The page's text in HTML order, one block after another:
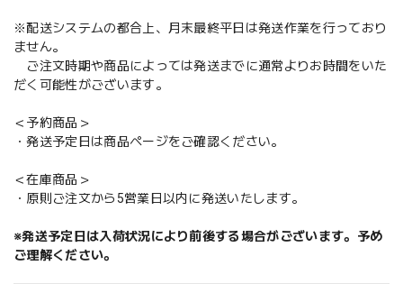
※配送システムの都合上、月末最終平日は発送作業を行っており
ません。
ご注文時期や商品によっては発送までに通常よりお時間をいた
だく可能性がございます。
＜予約商品＞
・発送予定日は商品ページをご確認ください。
＜在庫商品＞
・原則ご注文から5営業日以内に発送いたします。
※発送予定日は入荷状況により前後する場合がございます。予め
ご理解ください。